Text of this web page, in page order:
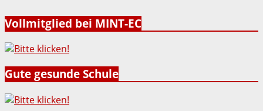
Vollmitglied bei MINT-EC
Gute gesunde Schule